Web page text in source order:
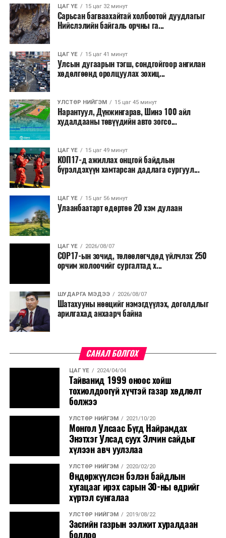
ЦАГ ҮЕ 15 цаг 32 минут
Сарьсан багваахайтай холбоотой дуудлагыг
Нийслэлийн байгаль орчны га...
ЦАГ ҮЕ 15 цаг 41 минут
Улсын дугаарын тэгш, сондгойгоор ангилан
хөдөлгөөнд оролцуулах зохиц...
УЛСТӨР НИЙГЭМ 15 цаг 45 минут
Нарантуул, Дүнжингарав, Шинэ 100 айл
худалдааны төвүүдийн авто зогсо...
ЦАГ ҮЕ 15 цаг 49 минут
КОП17-д ажиллах онцгой байдлын
бүрэлдэхүүн хамтарсан дадлага сургуул...
ЦАГ ҮЕ 15 цаг 56 минут
Улаанбаатарт өдөртөө 20 хэм дулаан
ЦАГ ҮЕ 2026/08/07
COP17-ын зочид, төлөөлөгчдөд үйлчлэх 250
орчим жолоочийг сургалтад х...
ШУДАРГА МЭДЭЭ 2026/08/07
Шатахууны нөөцийг нэмэгдүүлэх, доголдлыг
арилгахад анхаарч байна
САНАЛ БОЛГОХ
ЦАГ ҮЕ 2024/04/04
Тайванид 1999 оноос хойш
тохиолдоогүй хүчтэй газар хөдлөлт
болжээ
УЛСТӨР НИЙГЭМ 2021/10/20
Монгол Улсаас Бүгд Найрамдах
Энэтхэг Улсад суух Элчин сайдыг
хүлээн авч уулзлаа
УЛСТӨР НИЙГЭМ 2020/02/20
Өндөржүүлсэн бэлэн байдлын
хугацааг ирэх сарын 30-ны өдрийг
хүртэл сунгалаа
УЛСТӨР НИЙГЭМ 2019/08/22
Засгийн газрын ээлжит хуралдаан
боллоо